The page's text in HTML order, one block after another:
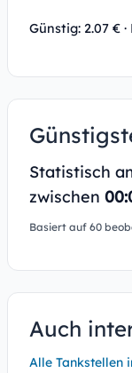
Günstig: 2.07 € ·
Statistisch
zwischen
Basiert auf 60
Auch
Alle Tankstellen